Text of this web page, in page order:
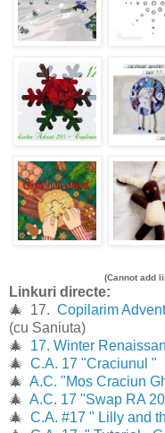
(Cannot add
Linkuri directe:
🎄 17. Copilarim
(cu Saniuta)
🎄 17. Winter
🎄 C.A. 17 "Craciunul "
🎄 A.C. "Mos Craciun
🎄 A.C. 17 "Swap RA
🎄 C.A. #17 " Lilly and